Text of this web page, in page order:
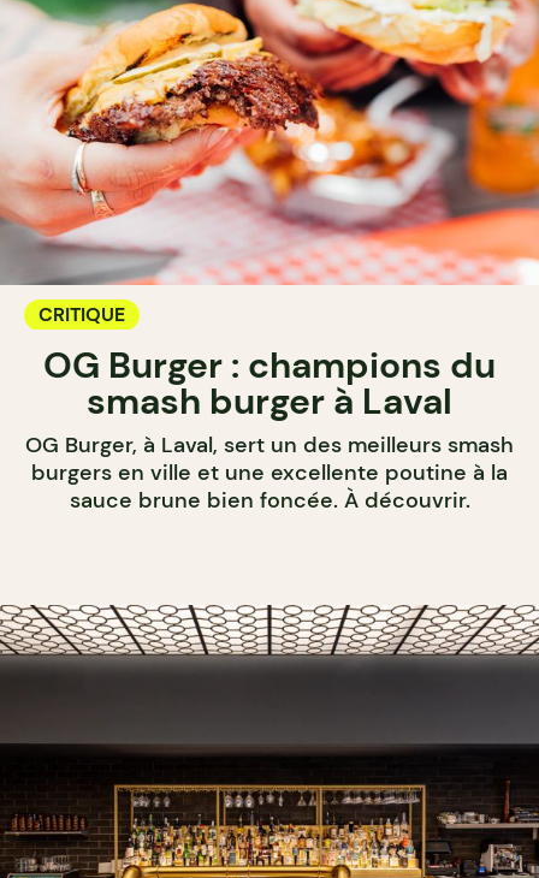
CRITIQUE
OG Burger : champions du
smash burger à Laval
OG Burger, à Laval, sert un des meilleurs smash
burgers en ville et une excellente poutine à la
sauce brune bien foncée. À découvrir.